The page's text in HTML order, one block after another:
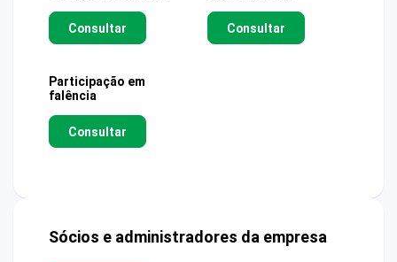
Consultar Consultar
Participação em
falência
Consultar
Sócios e administradores da empresa